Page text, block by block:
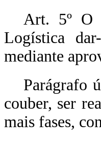
Art. 5º O
Logística
mediante
Parágrafo
couber, ser
mais fases,